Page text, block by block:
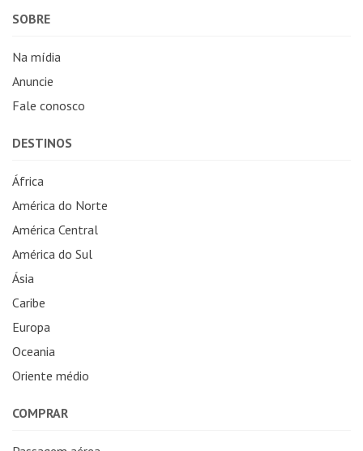
SOBRE
Na mídia
Anuncie
Fale conosco
DESTINOS
África
América do Norte
América Central
América do Sul
Ásia
Caribe
Europa
Oceania
Oriente médio
COMPRAR